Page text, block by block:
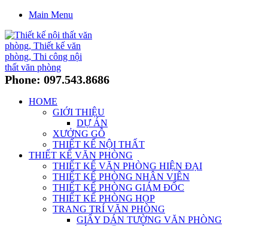
Main Menu
Phone: 097.543.8686
HOME
GIỚI THIỆU
DỰ ÁN
XƯỞNG GỖ
THIẾT KẾ NỘI THẤT
THIẾT KẾ VĂN PHÒNG
THIẾT KẾ VĂN PHÒNG HIỆN ĐẠI
THIẾT KẾ PHÒNG NHÂN VIÊN
THIẾT KẾ PHÒNG GIÁM ĐỐC
THIẾT KẾ PHÒNG HỌP
TRANG TRÍ VĂN PHÒNG
GIẤY DÁN TƯỜNG VĂN PHÒNG